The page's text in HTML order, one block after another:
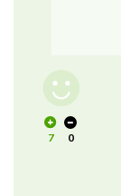
7 0